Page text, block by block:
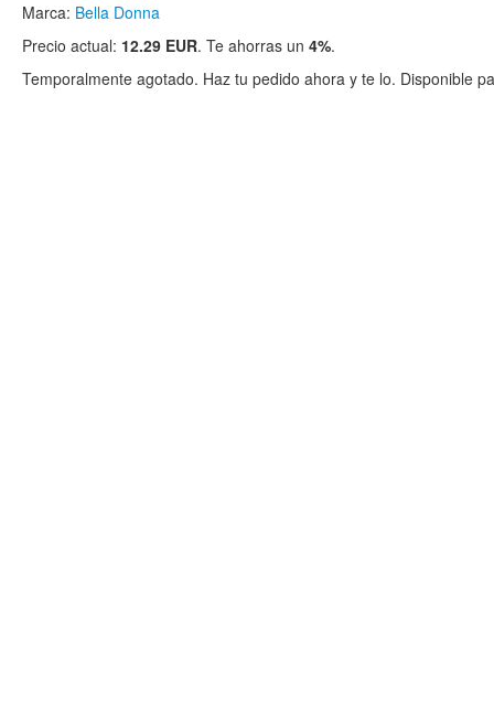
Marca: Bella Donna
Precio actual: 12.29 EUR. Te ahorras un 4%.
Temporalmente agotado. Haz tu pedido ahora y te lo. Disponible